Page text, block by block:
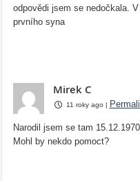
odpovědi jsem se nedočkala.
prvního syna
Mirek C
11 roky ago |
Narodil jsem se tam
Mohl by nekdo pomoct?